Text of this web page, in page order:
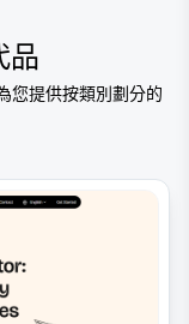
品
您提供按類別劃分的